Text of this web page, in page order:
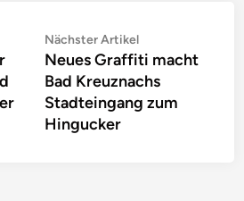
Nächster ArtikelNächster
Artikel:
Neues Graffiti macht
Bad Kreuznachs
Stadteingang zum
Hingucker